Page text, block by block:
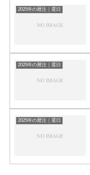
2025年の暦注｜選日
2025年の暦注｜選日
2025年の暦注｜選日